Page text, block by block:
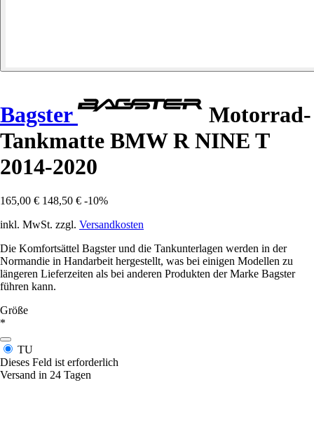
Bagster
Motorrad-
Tankmatte BMW R NINE T
2014-2020
165,00 € 148,50 € -10%
inkl. MwSt. zzgl. Versandkosten
Die Komfortsättel Bagster und die Tankunterlagen werden in der
Normandie in Handarbeit hergestellt, was bei einigen Modellen zu
längeren Lieferzeiten als bei anderen Produkten der Marke Bagster
führen kann.
Größe
*
TU
Dieses Feld ist erforderlich
Versand in 24 Tagen